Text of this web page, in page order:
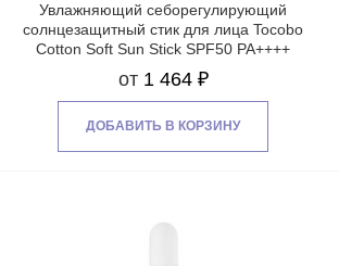
Увлажняющий себорегулирующий
солнцезащитный стик для лица Tocobo
Cotton Soft Sun Stick SPF50 PA++++
от 1 464 ₽
ДОБАВИТЬ В КОРЗИНУ